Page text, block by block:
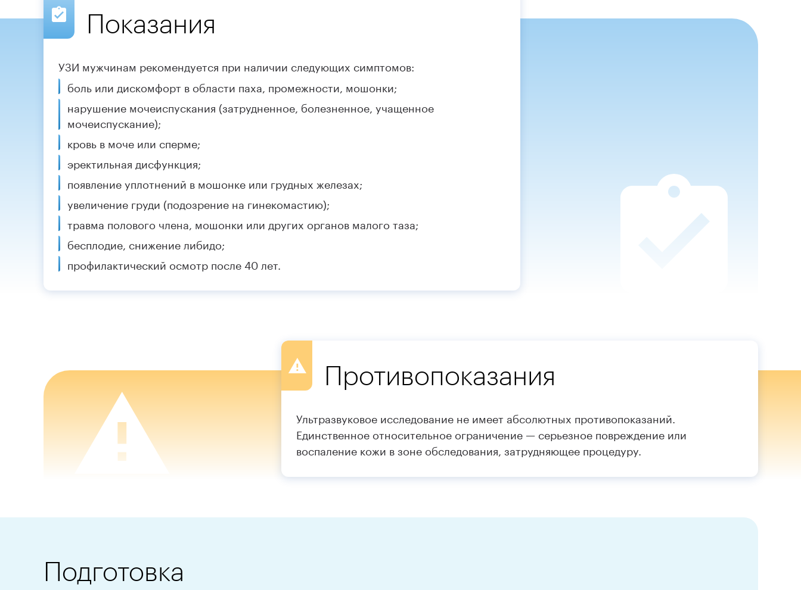
Показания
УЗИ мужчинам рекомендуется при наличии следующих симптомов:
боль или дискомфорт в области паха, промежности, мошонки;
нарушение мочеиспускания (затрудненное, болезненное, учащенное
мочеиспускание);
кровь в моче или сперме;
эректильная дисфункция;
появление уплотнений в мошонке или грудных железах;
увеличение груди (подозрение на гинекомастию);
травма полового члена, мошонки или других органов малого таза;
бесплодие, снижение либидо;
профилактический осмотр после 40 лет.
Противопоказания
Ультразвуковое исследование не имеет абсолютных противопоказаний.
Единственное относительное ограничение — серьезное повреждение или
воспаление кожи в зоне обследования, затрудняющее процедуру.
Подготовка